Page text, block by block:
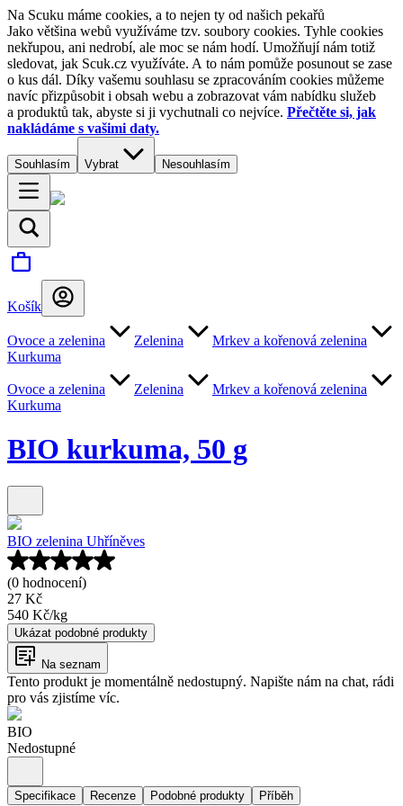
Na Scuku máme cookies, a to nejen ty od našich pekařů
Jako většina webů využíváme tzv. soubory cookies. Tyhle cookies
nekřupou, ani nedrobí, ale moc se nám hodí. Umožňují nám totiž
sledovat, jak Scuk.cz využíváte. A to nám pomůže posunout se zase
o kus dál. Díky vašemu souhlasu se zpracováním cookies můžeme
navíc přizpůsobit i obsah webu a zobrazovat vám nabídku služeb
a produktů tak, abyste si ji vychutnali co nejvíce. Přečtěte si, jak
nakládáme s vašimi daty.
Souhlasím Vybrat Nesouhlasím
Košík
Ovoce a zelenina Zelenina
Mrkev a kořenová zelenina
Kurkuma
Ovoce a zelenina Zelenina
Mrkev a kořenová zelenina
Kurkuma
BIO kurkuma, 50 g
BIO zelenina Uhříněves
(0 hodnocení)
27 Kč
540 Kč/kg
Ukázat podobné produkty
Na seznam
Tento produkt je momentálně nedostupný. Napište nám na chat, rádi
pro vás zjistíme víc.
BIO
Nedostupné
Specifikace Recenze Podobné produkty Příběh